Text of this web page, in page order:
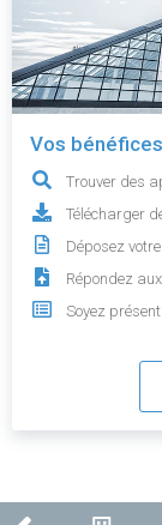
Vos bénéfices
Trouver des
Télécharger
Déposez
Répondez
Soyez